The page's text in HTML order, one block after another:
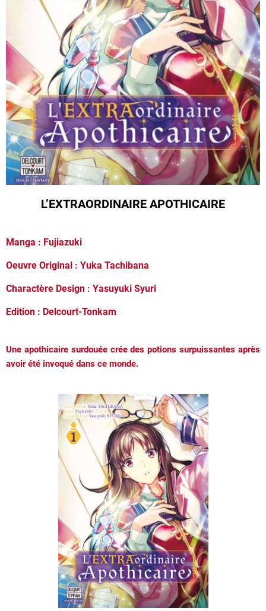
L’EXTRAORDINAIRE APOTHICAIRE
Manga : Fujiazuki
Oeuvre Original : Yuka Tachibana
Charactère Design : Yasuyuki Syuri
Edition : Delcourt-Tonkam
Une apothicaire surdouée crée des potions surpuissantes après
avoir été invoqué dans ce monde.